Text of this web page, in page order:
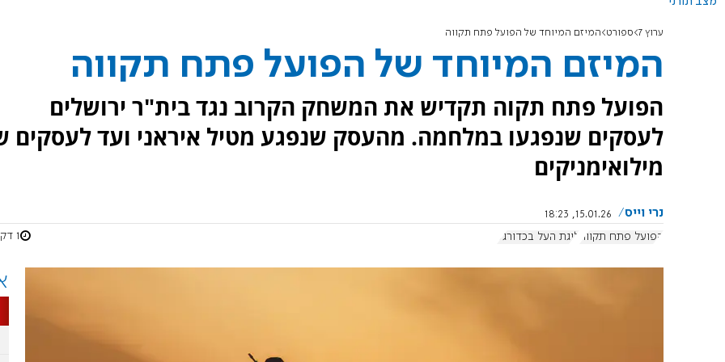
ערוץ 7 ספורט המיזם המיוחד של הפועל פתח תקווה
המיזם המיוחד של הפועל פתח תקווה
הפועל פתח תקוה תקדיש את המשחק הקרוב נגד בית"ר ירושלים
לעסקים שנפגעו במלחמה. מהעסק שנפגע מטיל איראני ועד לעסקים
מילואימניקים
נרי וייס
15.01.26, 18:23
הפועל פתח תקווה
ליגת העל בכדורגל 1 דקות